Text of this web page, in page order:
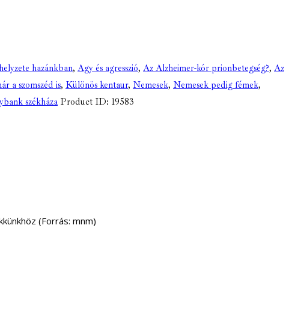
hazánkban, Agy és agresszió, Az Alzheimer-kór prionbetegség?, Az
a szomszéd is, Különös kentaur, Nemesek, Nemesek pedig fémek,
székháza Product ID: 19583
(Forrás: mnm)